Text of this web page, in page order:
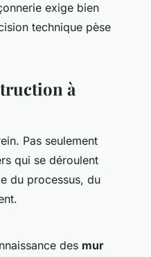
exige bien
technique pèse
à
Pas seulement
qui se déroulent
du processus, du
des mur